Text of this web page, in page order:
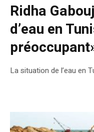
Ridha
d’eau en
La situation de l’eau en